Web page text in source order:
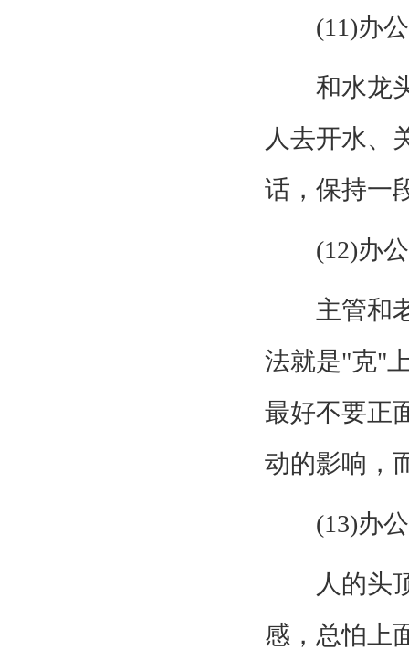
(11)办公
和水龙头
人去开水、
话，保持一
(12)办公
主管和老
法就是"克"
最好不要正
动的影响，
(13)办公
人的头顶
感，总怕上